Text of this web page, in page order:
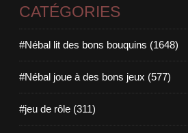
CATÉGORIES
#Nébal lit des bons bouquins (1648)
#Nébal joue à des bons jeux (577)
#jeu de rôle (311)